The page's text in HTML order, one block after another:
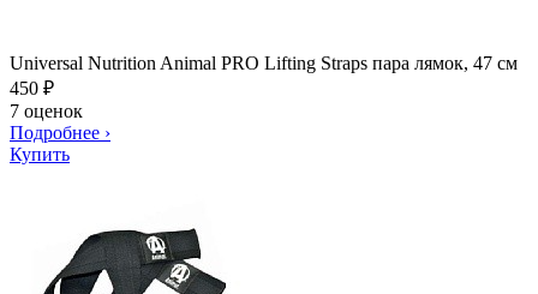
Universal Nutrition Animal PRO Lifting Straps пара лямок, 47 см
450 ₽
7 оценок
Подробнее ›
Купить